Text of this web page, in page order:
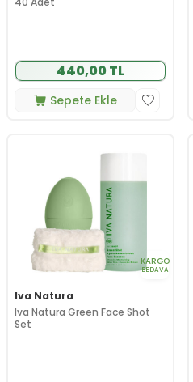
440,00 TL
Sepete Ekle
KARGO
BEDAVA
Iva Natura
Iva Natura Green Face Shot
Set